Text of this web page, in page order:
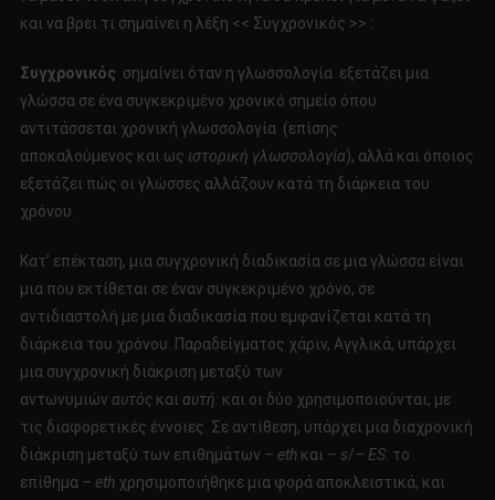
και να βρει τι σημαίνει η λέξη << Συγχρονικός >> :
Συγχρονικός σημαίνει όταν η γλωσσολογία εξετάζει μια
γλώσσα σε ένα συγκεκριμένο χρονικό σημείο όπου
αντιτάσσεται χρονική γλωσσολογία (επίσης
αποκαλούμενος και ως ιστορική γλωσσολογία), αλλά και όποιος
εξετάζει πώς οι γλώσσες αλλάζουν κατά τη διάρκεια του
χρόνου.
Κατ’ επέκταση, μια συγχρονική διαδικασία σε μια γλώσσα είναι
μια που εκτίθεται σε έναν συγκεκριμένο χρόνο, σε
αντιδιαστολή με μια διαδικασία που εμφανίζεται κατά τη
διάρκεια του χρόνου. Παραδείγματος χάριν, Αγγλικά, υπάρχει
μια συγχρονική διάκριση μεταξύ των
αντωνυμιών αυτόςκαι αυτή: και οι δύο χρησιμοποιούνται, με
τις διαφορετικές έννοιες. Σε αντίθεση, υπάρχει μια διαχρονική
διάκριση μεταξύ των επιθημάτων – ethκαι – s/– ES: το
επίθημα – ethχρησιμοποιήθηκε μια φορά αποκλειστικά, και